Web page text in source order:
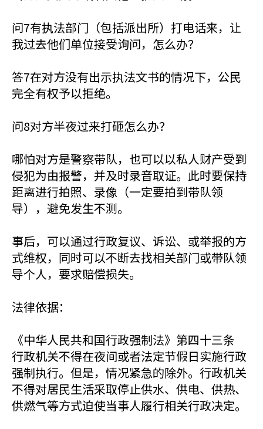
问7有执法部门（包括派出所）打电话来，让
我过去他们单位接受询问，怎么办？
答7在对方没有出示执法文书的情况下，公民
完全有权予以拒绝。
问8对方半夜过来打砸怎么办？
哪怕对方是警察带队，也可以以私人财产受到
侵犯为由报警，并及时录音取证。此时要保持
距离进行拍照、录像（一定要拍到带队领
导），避免发生不测。
事后，可以通过行政复议、诉讼、或举报的方
式维权，同时可以不断去找相关部门或带队领
导个人，要求赔偿损失。
法律依据：
《中华人民共和国行政强制法》第四十三条
行政机关不得在夜间或者法定节假日实施行政
强制执行。但是，情况紧急的除外。行政机关
不得对居民生活采取停止供水、供电、供热、
供燃气等方式迫使当事人履行相关行政决定。